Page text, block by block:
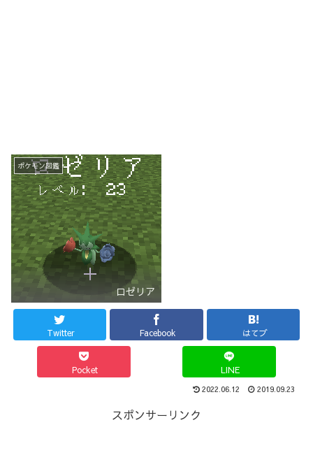
ポケモン図鑑
ロゼリア
Twitter Facebook はてブ
Pocket LINE
2022.06.12 2019.09.23
スポンサーリンク